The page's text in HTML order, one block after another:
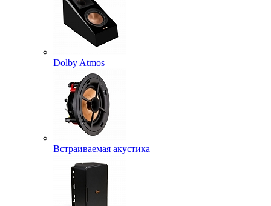
Dolby Atmos
Встраиваемая акустика